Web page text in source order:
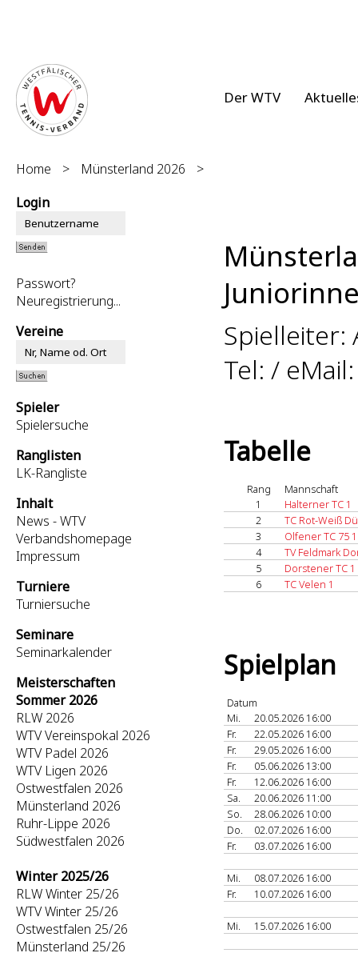
Der WTV
Home > Münsterland 2026
>
Login
Passwort?
Neuregistrierung...
Vereine
Spieler
Spielersuche
Ranglisten
LK-Rangliste
Inhalt
News - WTV
Verbandshomepage
Impressum
Turniere
Turniersuche
Seminare
Seminarkalender
Meisterschaften
Sommer 2026
RLW 2026
WTV Vereinspokal 2026
WTV Padel 2026
WTV Ligen 2026
Ostwestfalen 2026
Münsterland 2026
Ruhr-Lippe 2026
Südwestfalen 2026
Winter 2025/26
RLW Winter 25/26
WTV Winter 25/26
Ostwestfalen 25/26
Münsterland 25/26
Spielleiter:
Tel: /
Tabelle
Rang
Mannschaft
1
Halterner TC 1
2
TC Rot-Weiß
3
Olfener TC 75 1
4
TV Feldmark
5
Dorstener TC 1
6
TC Velen 1
Spielplan
Datum
Mi.
20.05.2026 16:00
Fr.
22.05.2026 16:00
Fr.
29.05.2026 16:00
Fr.
05.06.2026 13:00
Fr.
12.06.2026 16:00
Sa.
20.06.2026 11:00
So.
28.06.2026 10:00
Do.
02.07.2026 16:00
Fr.
03.07.2026 16:00
Mi.
08.07.2026 16:00
Fr.
10.07.2026 16:00
Mi. 15.07.2026 16:00